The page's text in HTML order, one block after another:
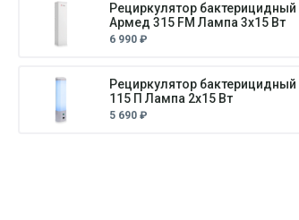
Рециркулятор бактерицидный
Армед 315 FM Лампа 3х15 Вт
6 990 ₽
Рециркулятор
115 П Лампа 2х15 Вт
5 690 ₽